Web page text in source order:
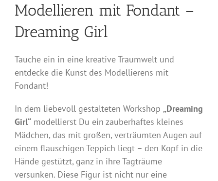
Modellieren mit Fondant –
Dreaming Girl
Tauche ein in eine kreative Traumwelt und
entdecke die Kunst des Modellierens mit
Fondant!
In dem liebevoll gestalteten Workshop „Dreaming
Girl“ modellierst Du ein zauberhaftes kleines
Mädchen, das mit großen, verträumten Augen auf
einem flauschigen Teppich liegt – den Kopf in die
Hände gestützt, ganz in ihre Tagträume
versunken. Diese Figur ist nicht nur eine